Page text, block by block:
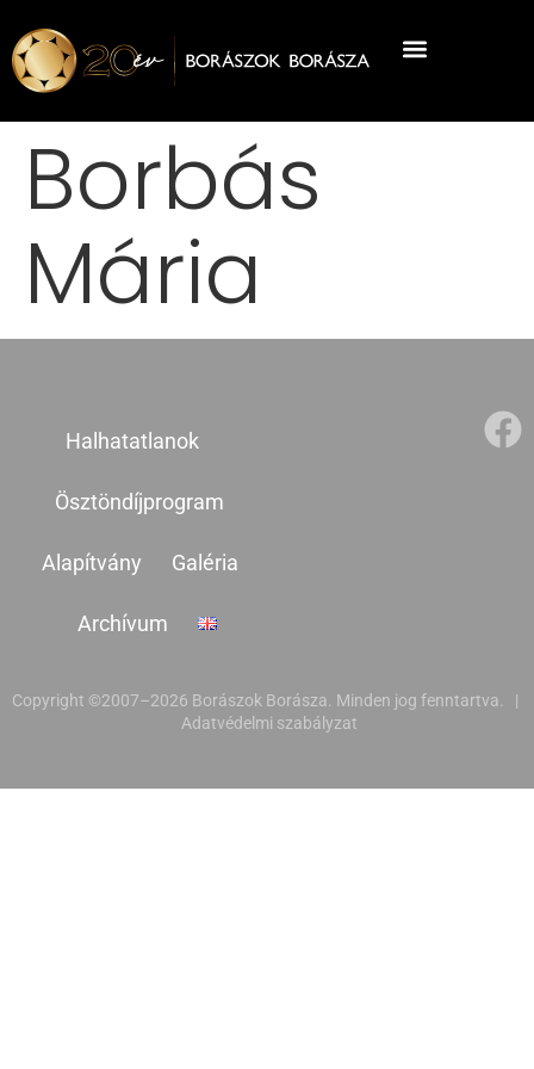
Borbás
Mária
Halhatatlanok
Ösztöndíjprogram
Alapítvány Galéria
Archívum
Copyright ©2007–2026 Borászok Borásza. Minden jog fenntartva. |
Adatvédelmi szabályzat